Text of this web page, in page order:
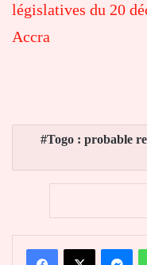
législatives du 20
Accra
Togo : probable
FacebookX